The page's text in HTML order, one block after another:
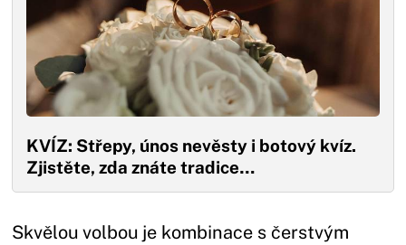
KVÍZ: Střepy, únos nevěsty i botový kvíz.
Zjistěte, zda znáte tradice…
Skvělou volbou je kombinace s čerstvým